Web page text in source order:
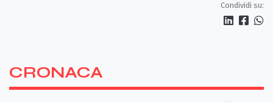
Condividi su:
CRONACA